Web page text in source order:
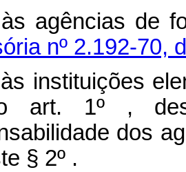
agências de
nº 2.192-70,
instituições
art. 1º ,
dos
§ 2º .